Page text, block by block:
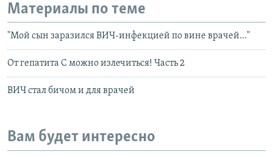
Материалы по теме
"Мой сын заразился ВИЧ-инфекцией по вине врачей..."
От гепатита С можно излечиться! Часть 2
ВИЧ стал бичом и для врачей
Вам будет интересно